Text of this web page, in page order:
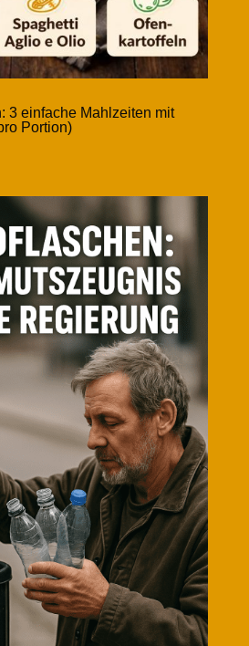
3 einfache Mahlzeiten mit
Portion)